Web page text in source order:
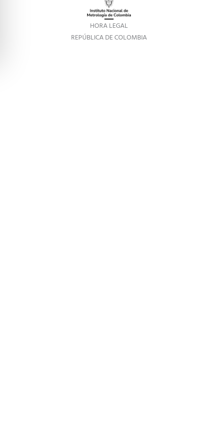
HORA LEGAL
REPÚBLICA DE COLOMBIA